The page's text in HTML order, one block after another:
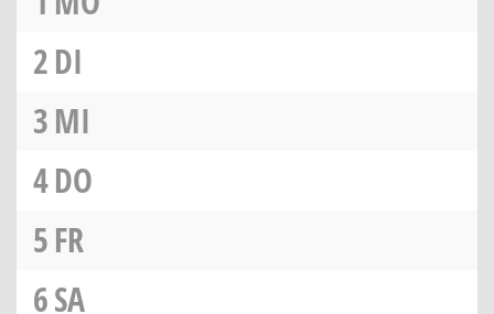
2DI
3MI
4DO
5FR
6SA